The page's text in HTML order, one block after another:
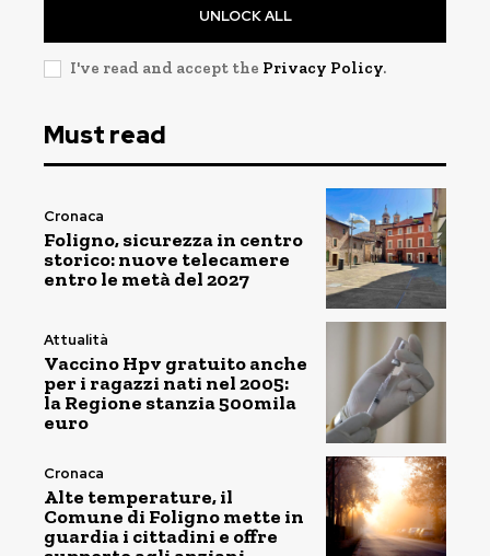
UNLOCK ALL
I've read and accept the Privacy Policy.
Must read
Cronaca
Foligno, sicurezza in centro
storico: nuove telecamere
entro le metà del 2027
Attualità
Vaccino Hpv gratuito anche
per i ragazzi nati nel 2005:
la Regione stanzia 500mila
euro
Cronaca
Alte temperature, il
Comune di Foligno mette in
guardia i cittadini e offre